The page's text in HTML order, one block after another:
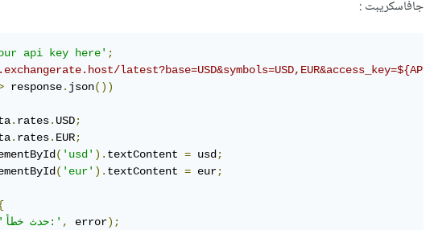
جافاسكريبت:
api key here' ;
response. json())
. rates. USD;
. rates. EUR;
( 'usd' ). textContent = usd;
( 'eur' ). textContent = eur;
'حدث خطأ:' , error);